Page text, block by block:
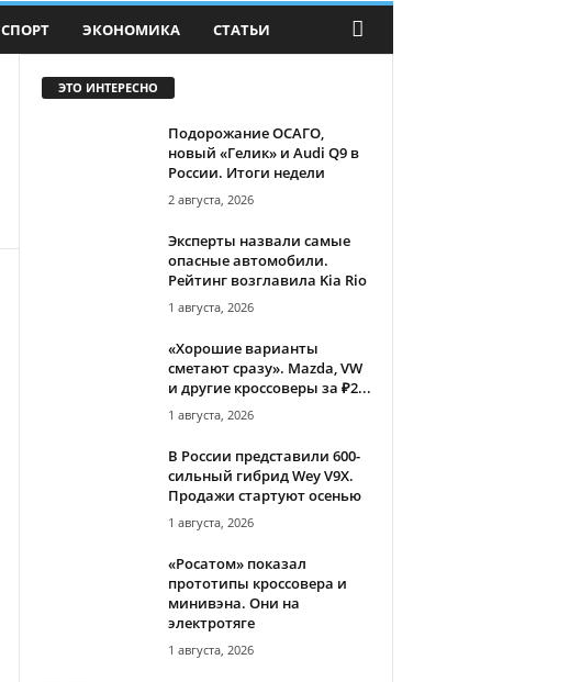
СПОРТ ЭКОНОМИКА СТАТЬИ
ЭТО ИНТЕРЕСНО
Подорожание ОСАГО,
новый «Гелик» и Audi Q9 в
России. Итоги недели
2 августа, 2026
Эксперты назвали самые
опасные автомобили.
Рейтинг возглавила Kia Rio
1 августа, 2026
«Хорошие варианты
сметают сразу». Mazda, VW
и другие кроссоверы за ₽2...
1 августа, 2026
В России представили 600-
сильный гибрид Wey V9X.
Продажи стартуют осенью
1 августа, 2026
«Росатом» показал
прототипы кроссовера и
минивэна. Они на
электротяге
1 августа, 2026